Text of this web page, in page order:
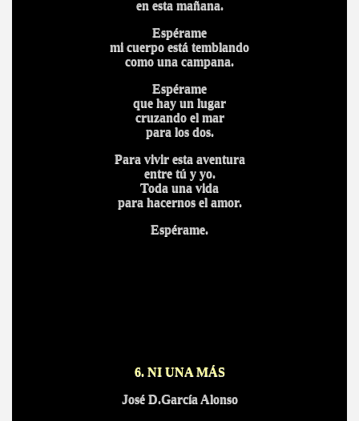
en esta mañana.
Espérame
mi cuerpo está temblando
como una campana.
Espérame
que hay un lugar
cruzando el mar
para los dos.
Para vivir esta aventura
entre tú y yo.
Toda una vida
para hacernos el amor.
Espérame.
6. NI UNA MÁS
José D.García Alonso